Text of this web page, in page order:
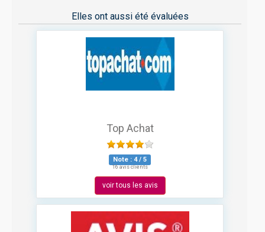
Elles ont aussi été évaluées
Top Achat
Note : 4/ 5
16 avis clients
voir tous les avis